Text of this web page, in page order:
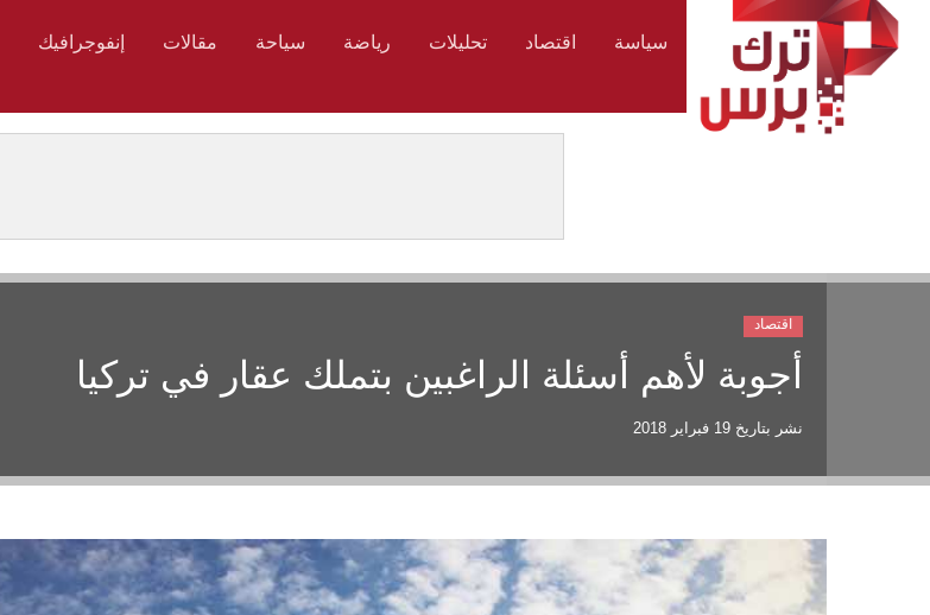
سياسة اقتصاد تحليلات رياضة سياحة مقالات إنفوجرافيك
أجوبة لأهم أسئلة الراغبين بتملك عقار في تركيا
نشر بتاريخ 19 فبراير 2018
اقتصاد